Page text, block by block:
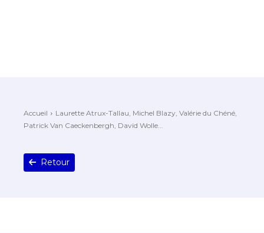
Accueil
Laurette Atrux-Tallau, Michel Blazy, Valérie du Chéné,
Patrick Van Caeckenbergh, David Wolle...
Retour